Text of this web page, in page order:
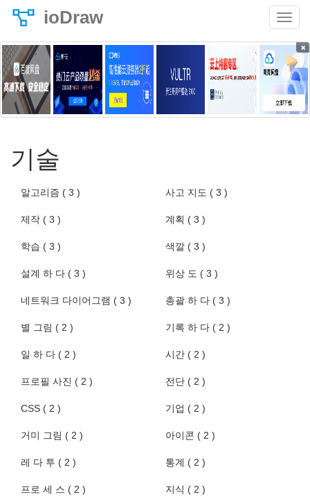
ioDraw
×
기술
알고리즘 ( 3 ) 사고 지도 ( 3 )
제작 ( 3 ) 계획 ( 3 )
학습 ( 3 ) 색깔 ( 3 )
설계 하 다 ( 3 ) 위상 도 ( 3 )
네트워크 다이어그램 ( 3 ) 총괄 하 다 ( 3 )
별 그림 ( 2 ) 기록 하 다 ( 2 )
일 하 다 ( 2 ) 시간 ( 2 )
프로필 사진 ( 2 ) 전단 ( 2 )
CSS ( 2 ) 기업 ( 2 )
거미 그림 ( 2 ) 아이콘 ( 2 )
레 다 투 ( 2 ) 통계 ( 2 )
프로 세 스 ( 2 ) 지식 ( 2 )